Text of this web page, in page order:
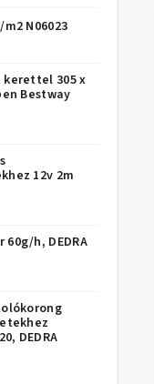
N06023
305 x
Bestway
12v 2m
h, DEDRA
DEDRA